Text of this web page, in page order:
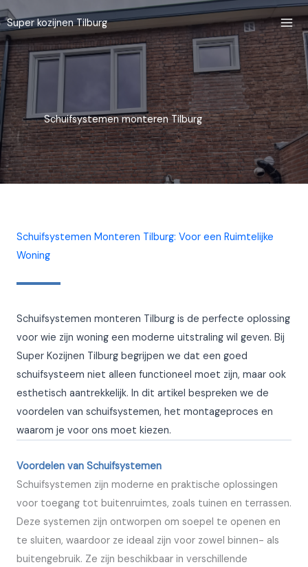
Ga
naar
de
inhoud
Super kozijnen Tilburg
Schuifsystemen monteren Tilburg
Schuifsystemen Monteren Tilburg: Voor een Ruimtelijke
Woning
Schuifsystemen monteren Tilburg is de perfecte oplossing
voor wie zijn woning een moderne uitstraling wil geven. Bij
Super Kozijnen Tilburg begrijpen we dat een goed
schuifsysteem niet alleen functioneel moet zijn, maar ook
esthetisch aantrekkelijk. In dit artikel bespreken we de
voordelen van schuifsystemen, het montageproces en
waarom je voor ons moet kiezen.
Voordelen van Schuifsystemen
Schuifsystemen zijn moderne en praktische oplossingen
voor toegang tot buitenruimtes, zoals tuinen en terrassen.
Deze systemen zijn ontworpen om soepel te openen en
te sluiten, waardoor ze ideaal zijn voor zowel binnen- als
buitengebruik. Ze zijn beschikbaar in verschillende